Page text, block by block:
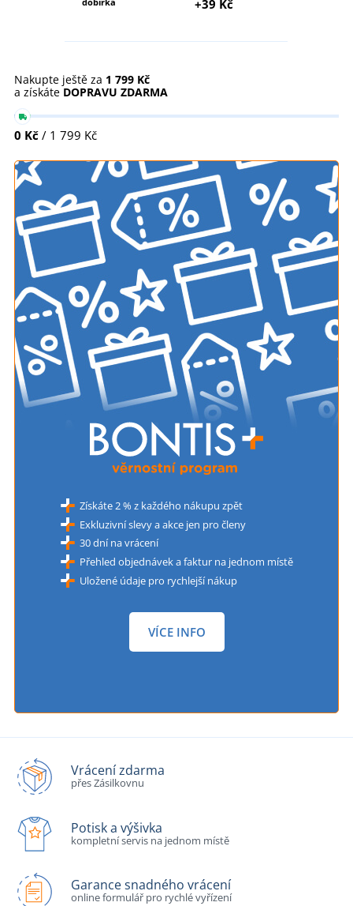
+39 Kč
Nakupte ještě za 1 799 Kč
a získáte DOPRAVU ZDARMA
0 Kč / 1 799 Kč
Získáte 2 % z každého nákupu zpět
Exkluzivní slevy a akce jen pro členy
30 dní na vrácení
Přehled objednávek a faktur na jednom místě
Uložené údaje pro rychlejší nákup
VÍCE INFO
Vrácení zdarma
přes Zásilkovnu
Potisk a výšivka
kompletní servis na jednom místě
Garance snadného vrácení
online formulář pro rychlé vyřízení